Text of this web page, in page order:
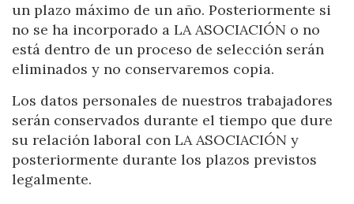
un plazo máximo de un año. Posteriormente si
no se ha incorporado a LA ASOCIACIÓN o no
está dentro de un proceso de selección serán
eliminados y no conservaremos copia.
Los datos personales de nuestros trabajadores
serán conservados durante el tiempo que dure
su relación laboral con LA ASOCIACIÓN y
posteriormente durante los plazos previstos
legalmente.